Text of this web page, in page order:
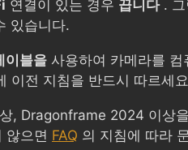
연결이 있는 경우 끕니다. 그
있습니다.
이블을 사용하여 카메라를
이전 지침을 반드시 따르세
, Dragonframe 2024 이상
않으면 FAQ 의 지침에 따라